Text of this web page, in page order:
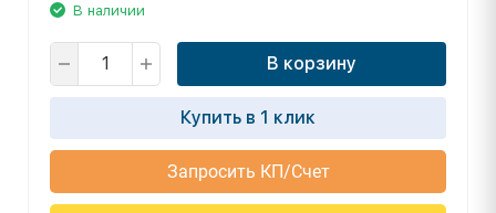
В наличии
В корзину
Купить в 1 клик
Запросить КП/Счет